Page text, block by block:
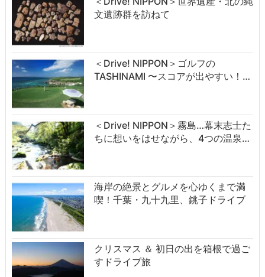
文遺跡群を訪ねて
＜Drive! NIPPON＞ゴルフの
TASHINAMI 〜スコアが出やすい！…
＜Drive! NIPPON＞霧島…幕末志士た
ちに想いをはせながら、4つの温泉…
海岸の絶景とグルメを心ゆくまで満
喫！千葉・九十九里、銚子ドライブ
クリスマス ＆ 初日の出を箱根で過ご
すドライブ旅